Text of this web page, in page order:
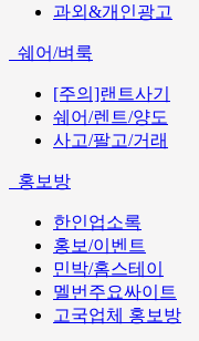
과외&개인광고
쉐어/벼룩
[주의]랜트사기
쉐어/렌트/양도
사고/팔고/거래
홍보방
한인업소록
홍보/이벤트
민박/홈스테이
멜번주요싸이트
고국업체 홍보방